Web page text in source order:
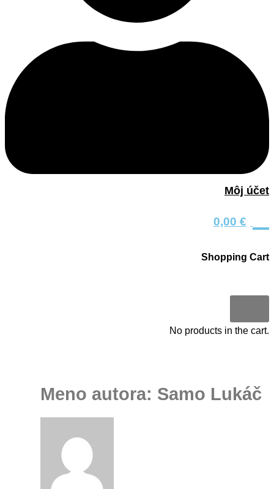
Môj účet
0,00 €
Shopping Cart
No products in the cart.
Meno autora: Samo Lukáč